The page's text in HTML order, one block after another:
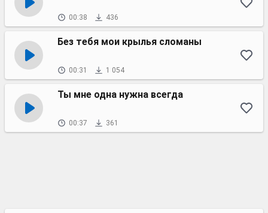
00:38 436
Без тебя мои крылья сломаны
00:31 1 054
Ты мне одна нужна всегда
00:37 361